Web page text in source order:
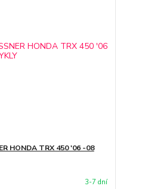
HONDA TRX 450 '06 -08
3-7 dní